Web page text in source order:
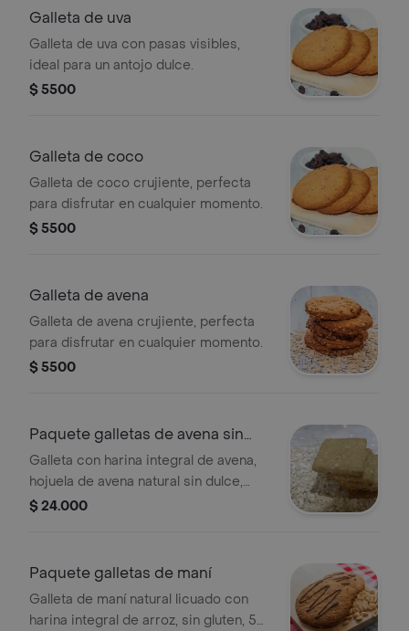
Galleta de uva
Galleta de uva con pasas visibles,
ideal para un antojo dulce.
$ 5500
Galleta de coco
Galleta de coco crujiente, perfecta
para disfrutar en cualquier momento.
$ 5500
Galleta de avena
Galleta de avena crujiente, perfecta
para disfrutar en cualquier momento.
$ 5500
Paquete galletas de avena sin
dulce
Galleta con harina integral de avena,
hojuela de avena natural sin dulce,
producto vegano sin gluten, 5
$ 24.000
Paquete galletas de maní
Galleta de maní natural licuado con
harina integral de arroz, sin gluten, 5